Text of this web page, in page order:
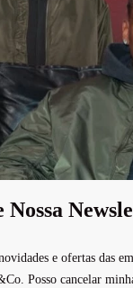
Nossa
e ofertas das
Posso cancelar